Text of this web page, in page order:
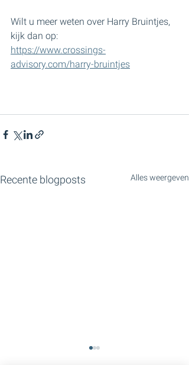
Wilt u meer weten over Harry Bruintjes,
kijk dan op:
https://www.crossings-
advisory.com/harry-bruintjes
Recente blogposts Alles weergeven